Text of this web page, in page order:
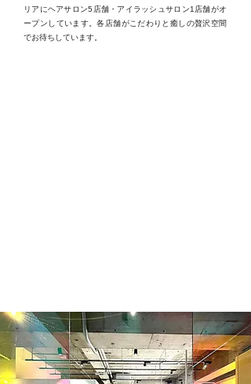
リアにヘアサロン5店舗・アイラッシュサロン1店舗がオ
ープンしています。各店舗がこだわりと癒しの贅沢空間
でお待ちしています。